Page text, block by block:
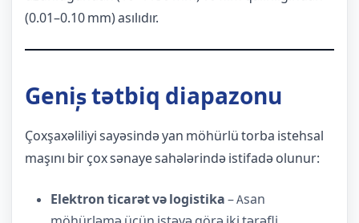
(0.01–0.10 mm) asılıdır.
Geniş tətbiq diapazonu
Çoxşaxəliliyi sayəsində yan möhürlü torba istehsal
maşını bir çox sənaye sahələrində istifadə olunur:
Elektron ticarət və logistika– Asan